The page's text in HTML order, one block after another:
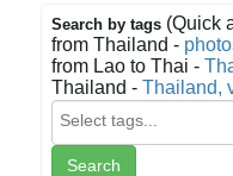
Search by tags (Quick
from Thailand -
from Lao to Thai -
Thailand - Thailand,